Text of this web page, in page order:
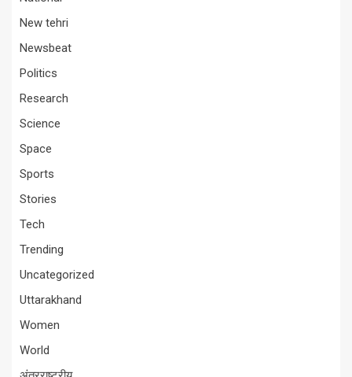
New tehri
Newsbeat
Politics
Research
Science
Space
Sports
Stories
Tech
Trending
Uncategorized
Uttarakhand
Women
World